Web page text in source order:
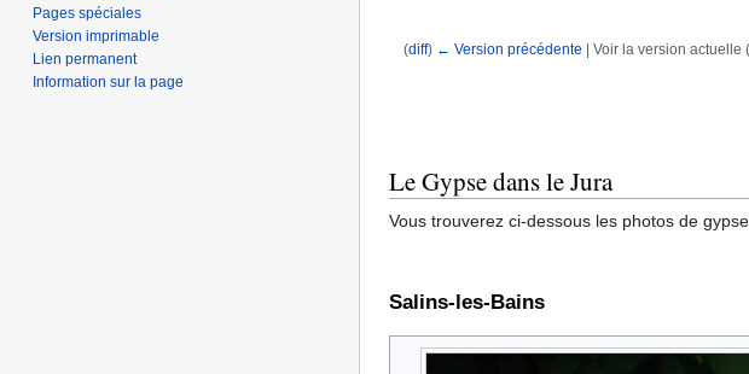
(diff) ← Version précédente | Voir la version
Le Gypse dans le Jura
Vous trouverez ci-dessous les photos de
Salins-les-Bains
Pages spéciales
Version imprimable
Lien permanent
Information sur la page